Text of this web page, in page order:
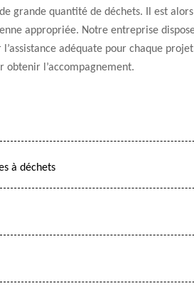
grande quantité de déchets. Il est
appropriée. Notre entreprise
adéquate pour chaque
obtenir l’accompagnement.
à déchets